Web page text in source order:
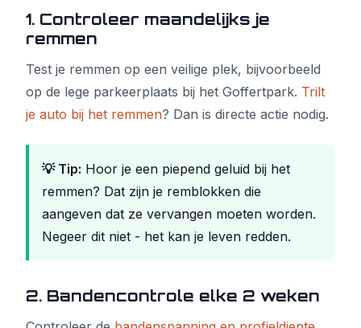
1. Controleer maandelijks je
remmen
Test je remmen op een veilige plek, bijvoorbeeld
op de lege parkeerplaats bij het Goffertpark. Trilt
je auto bij het remmen? Dan is directe actie nodig.
💡 Tip: Hoor je een piepend geluid bij het
remmen? Dat zijn je remblokken die
aangeven dat ze vervangen moeten worden.
Negeer dit niet - het kan je leven redden.
2. Bandencontrole elke 2 weken